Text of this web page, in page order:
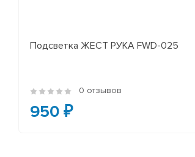
Подсветка ЖЕСТ РУКА FWD-025
0 отзывов
950 ₽